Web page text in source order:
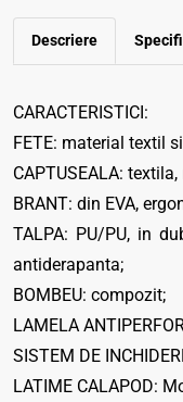
Descriere
CARACTERISTICI:
FETE: material textil
CAPTUSEALA:
BRANT: din EVA,
TALPA: PU/PU, in
antiderapanta;
BOMBEU: compozit;
LAMELA
SISTEM DE
LATIME CALAPOD: